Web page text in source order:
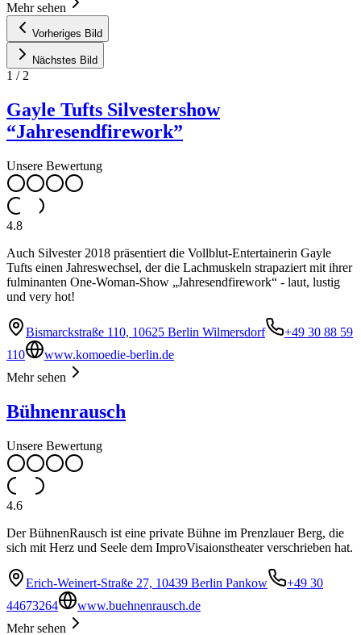
Mehr sehen
Vorheriges Bild
Nächstes Bild
1 / 2
Gayle Tufts Silvestershow
“Jahresendfirework”
Unsere Bewertung
4.8
Auch Silvester 2018 präsentiert die Vollblut-Entertainerin Gayle
Tufts einen Jahreswechsel, der die Lachmuskeln strapaziert mit ihrer
fulminanten One-Woman-Show „Jahresendfirework“ - laut, lustig
und very hot!
Bismarckstraße 110, 10625 Berlin Wilmersdorf
+49 30 88 59
110
www.komoedie-berlin.de
Mehr sehen
Bühnenrausch
Unsere Bewertung
4.6
Der BühnenRausch ist eine private Bühne im Prenzlauer Berg, die
sich mit Herz und Seele dem ImproVisaionstheater verschrieben hat.
Erich-Weinert-Straße 27, 10439 Berlin Pankow
+49 30
44673264
www.buehnenrausch.de
Mehr sehen